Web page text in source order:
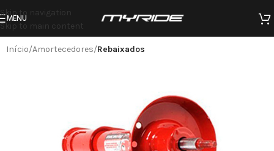
Skip to navigation
Skip to main content
MENU
Início Amortecedores Rebaixados